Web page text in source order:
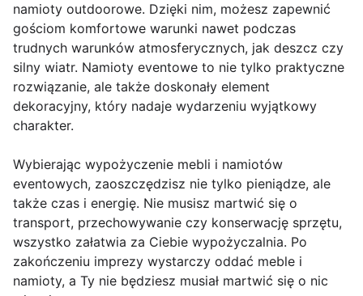
namioty outdoorowe. Dzięki nim, możesz zapewnić
gościom komfortowe warunki nawet podczas
trudnych warunków atmosferycznych, jak deszcz czy
silny wiatr. Namioty eventowe to nie tylko praktyczne
rozwiązanie, ale także doskonały element
dekoracyjny, który nadaje wydarzeniu wyjątkowy
charakter.
Wybierając wypożyczenie mebli i namiotów
eventowych, zaoszczędzisz nie tylko pieniądze, ale
także czas i energię. Nie musisz martwić się o
transport, przechowywanie czy konserwację sprzętu,
wszystko załatwia za Ciebie wypożyczalnia. Po
zakończeniu imprezy wystarczy oddać meble i
namioty, a Ty nie będziesz musiał martwić się o nic